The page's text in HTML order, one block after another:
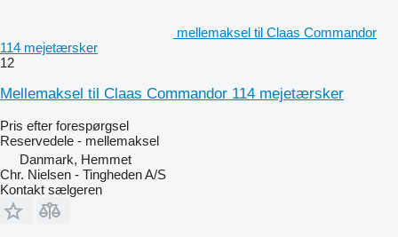
mellemaksel til Claas Commandor
114 mejetærsker
12
Mellemaksel til Claas Commandor 114 mejetærsker
Pris efter forespørgsel
Reservedele - mellemaksel
Danmark, Hemmet
Chr. Nielsen - Tingheden A/S
Kontakt sælgeren